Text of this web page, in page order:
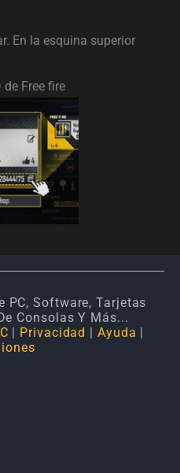
En la esquina superior
de Free fire
PC, Software, Tarjetas
Consolas Y Más...
Privacidad Ayuda